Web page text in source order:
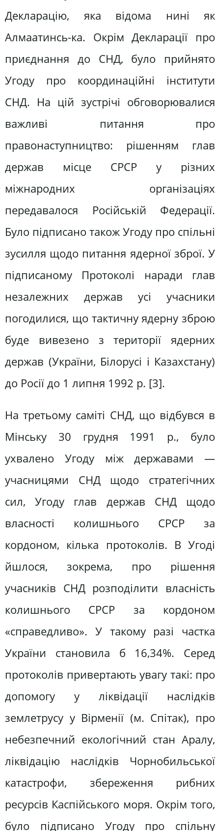
Декларацію, яка відома нині як
Алмаатинсь-ка. Окрім Декларації про
приєднання до СНД, було прийнято
Угоду про координаційні інститути
СНД. На цій зустрічі обговорювалися
важливі питання про
правонаступництво: рішенням глав
держав місце СРСР у різних
міжнародних організаціях
передавалося Російській Федерації.
Було підписано також Угоду про спільні
зусилля щодо питання ядерної зброї. У
підписаному Протоколі наради глав
незалежних держав усі учасники
погодилися, що тактичну ядерну зброю
буде вивезено з території ядерних
держав (України, Білорусі і Казахстану)
до Росії до 1 липня 1992 р. [3].
На третьому саміті СНД, що відбувся в
Мінську 30 грудня 1991 р., було
ухвалено Угоду між державами —
учасницями СНД щодо стратегічних
сил, Угоду глав держав СНД щодо
власності колишнього СРСР за
кордоном, кілька протоколів. В Угоді
йшлося, зокрема, про рішення
учасників СНД розподілити власність
колишнього СРСР за кордоном
«справедливо». У такому разі частка
України становила б 16,34%. Серед
протоколів привертають увагу такі: про
допомогу у ліквідації наслідків
землетрусу у Вірменії (м. Спітак), про
небезпечний екологічний стан Аралу,
ліквідацію наслідків Чорнобильської
катастрофи, збереження рибних
ресурсів Каспійського моря. Окрім того,
було підписано Угоду про спільну